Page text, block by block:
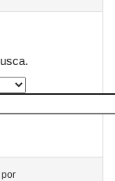
por